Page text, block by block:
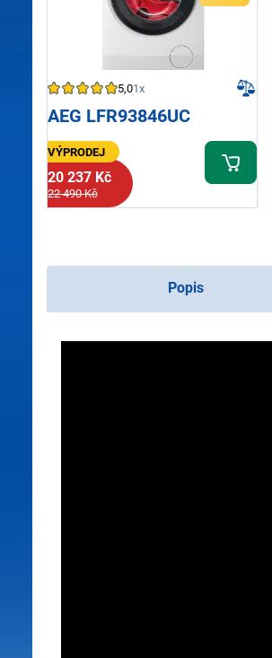
5,01x
AEG LFR93846UC
VÝPRODEJ
20 237 Kč
22 490 Kč
Popis